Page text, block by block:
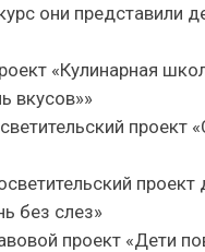
они представили
«Кулинарная
вкусов»»
проект
проект
без слез»
проект «Дети